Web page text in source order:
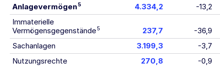
Anlagevermögen5 4.334,2
-13,2
Immaterielle
Vermögensgegenstände5 237,7
-36,9
Sachanlagen
3.199,3
-3,7
Nutzungsrechte
270,8
-0,9